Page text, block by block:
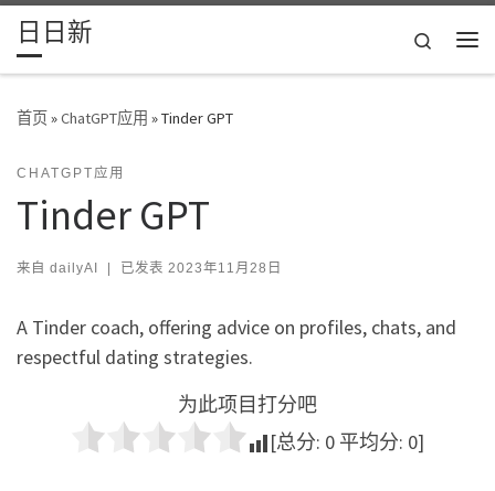
Skip to content
日日新
Search
首页»ChatGPT应用 »Tinder GPT
CHATGPT应用
Tinder GPT
来自 dailyAI | 已发表 2023年11月28日
A Tinder coach, offering advice on profiles, chats, and
respectful dating strategies.
为此项目打分吧
[总分: 0 平均分: 0]